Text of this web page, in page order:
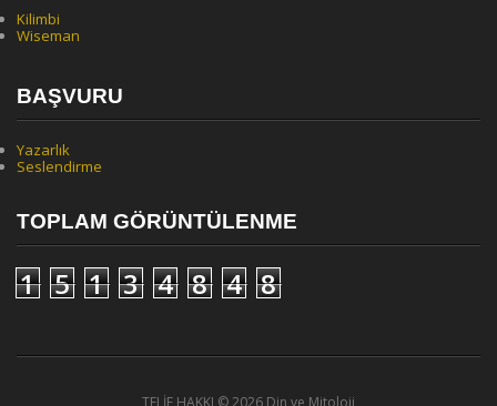
Kilimbi
Wiseman
BAŞVURU
Yazarlık
Seslendirme
TOPLAM GÖRÜNTÜLENME
1 5 1 3 4 8 4 8